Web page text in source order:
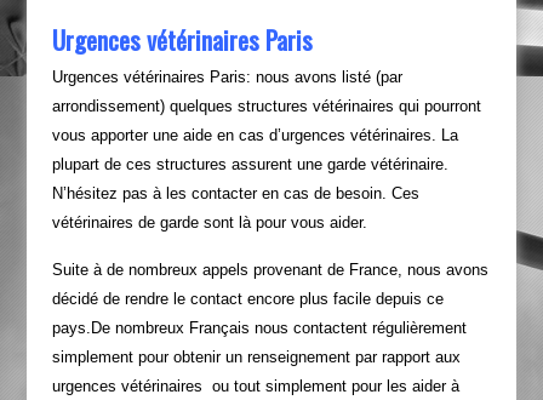
Urgences vétérinaires Paris
Urgences vétérinaires Paris: nous avons listé (par
arrondissement) quelques structures vétérinaires qui pourront
vous apporter une aide en cas d’urgences vétérinaires. La
plupart de ces structures assurent une garde vétérinaire.
N’hésitez pas à les contacter en cas de besoin. Ces
vétérinaires de garde sont là pour vous aider.
Suite à de nombreux appels provenant de France, nous avons
décidé de rendre le contact encore plus facile depuis ce
pays.De nombreux Français nous contactent régulièrement
simplement pour obtenir un renseignement par rapport aux
urgences vétérinaires ou tout simplement pour les aider à